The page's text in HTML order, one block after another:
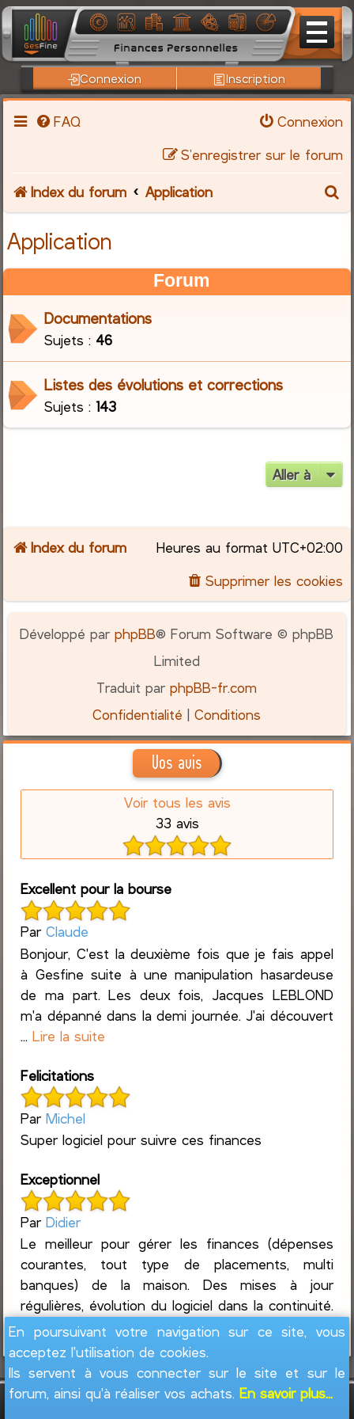
Connexion Inscription
FAQ
Connexion
S’enregistrer sur le forum
Index du forum Application
r
Application
Forum
Documentations
Sujets : 46
Listes des évolutions et corrections
Sujets :143
Aller à
Index du forum Heures au format UTC+02:00
Supprimer les cookies
Développé parphpBB® Forum Software © phpBB
Limited
Traduit parphpBB-fr.com
Confidentialité |Conditions
Vos avis
Voir tous les avis
33 avis
Excellent pour la bourse
ParClaude
Bonjour, C'est la deuxième fois que je fais appel
à Gesfine suite à une manipulation hasardeuse
de ma part. Les deux fois, Jacques LEBLOND
m'a dépanné dans la demi journée. J'ai découvert
...Lire la suite
Felicitations
ParMichel
Super logiciel pour suivre ces finances
Exceptionnel
ParDidier
Le meilleur pour gérer les finances (dépenses
courantes, tout type de placements, multi
banques) de la maison. Des mises à jour
régulières, évolution du logiciel dans la continuité.
Un suivi ultra réac...Lire la suite
En poursuivant votre navigation sur ce site, vous
acceptez l'utilisation de cookies.
Ils servent à vous connecter sur le site et sur le
forum, ainsi qu'à réaliser vos achats.En savoir plus...
GesFine - Copyright © 2008 - 2026Jacques